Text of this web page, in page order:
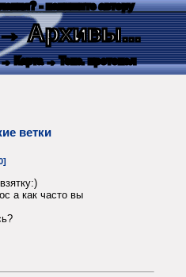
- напишите автору
Архивы...
→ Карта → Текс. протокол
ветки
а как часто вы